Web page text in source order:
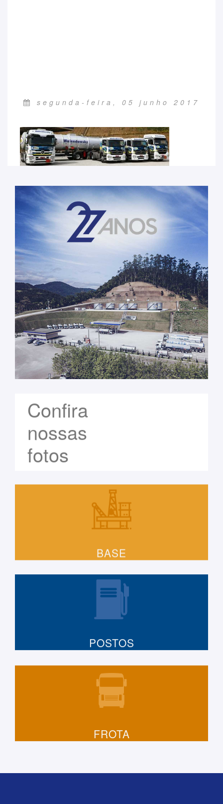
segunda-feira, 05 junho 2017
Confira
nossas
fotos
BASE
POSTOS
FROTA